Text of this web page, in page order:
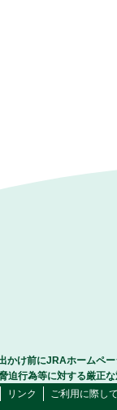
かけ前にJRAホームペ
迫行為等に対する厳正
リンク ご利用に際し